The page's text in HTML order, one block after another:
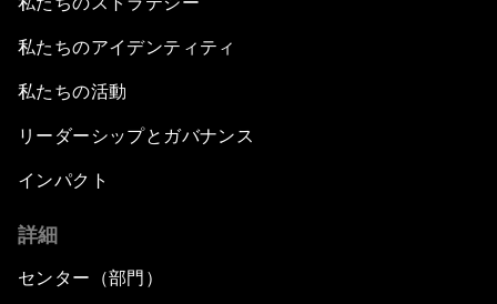
私たちのアイデンティティ
私たちの活動
リーダーシップとガバナンス
インパクト
詳細
センター（部門）